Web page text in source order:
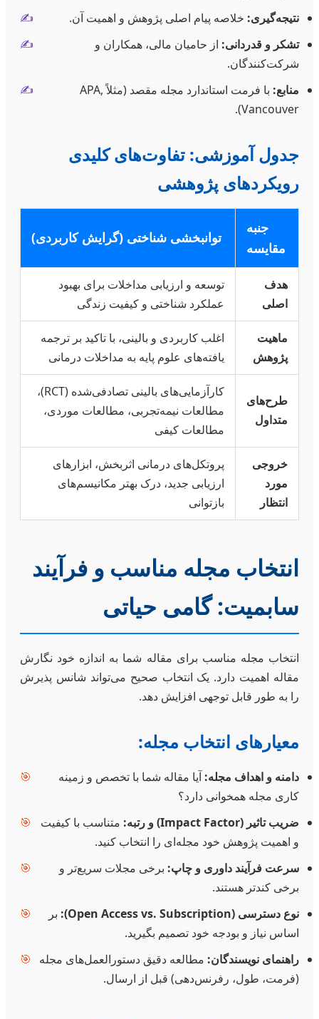
✍️
نتیجه‌گیری: خلاصه پیام اصلی پژوهش و اهمیت آن.
✍️
تشکر و قدردانی: از حامیان مالی، همکاران و
شرکت‌کنندگان.
✍️
منابع:
با فرمت استاندارد مجله مقصد (مثلاً APA,
Vancouver).
جدول آموزشی: تفاوت‌های کلیدی
رویکردهای پژوهشی
جنبه
مقایسه
توانبخشی شناختی (گرایش کاربردی)
هدف
اصلی
توسعه و ارزیابی مداخلات برای بهبود
عملکرد شناختی و کیفیت زندگی
ماهیت
پژوهش
اغلب کاربردی و بالینی، با تاکید بر ترجمه
یافته‌های علوم پایه به مداخلات درمانی
طرح‌های
متداول
کارآزمایی‌های بالینی تصادفی‌شده (RCT)،
مطالعات نیمه‌تجربی، مطالعات موردی،
مطالعات کیفی
خروجی
مورد
انتظار
پروتکل‌های درمانی اثربخش، ابزارهای
ارزیابی جدید، درک بهتر مکانیسم‌های
بازتوانی
انتخاب مجله مناسب و فرآیند
سابمیت: گامی حیاتی
انتخاب مجله مناسب برای مقاله شما به اندازه خود نگارش
مقاله اهمیت دارد. یک انتخاب صحیح می‌تواند شانس پذیرش
را به طور قابل توجهی افزایش دهد.
معیارهای انتخاب مجله:
🎯 دامنه و اهداف مجله: آیا مقاله شما با تخصص و زمینه
کاری مجله همخوانی دارد؟
🎯
ضریب تاثیر (Impact Factor) و رتبه:
متناسب با کیفیت
و اهمیت پژوهش خود مجله‌ای را انتخاب کنید.
🎯
سرعت فرآیند داوری و چاپ: برخی مجلات سریع‌تر و
برخی کندتر هستند.
🎯
نوع دسترسی (Open Access vs. Subscription):
بر
اساس نیاز و بودجه خود تصمیم بگیرید.
🎯
راهنمای نویسندگان: مطالعه دقیق دستورالعمل‌های مجله
(فرمت، طول، رفرنس‌دهی) قبل از ارسال.